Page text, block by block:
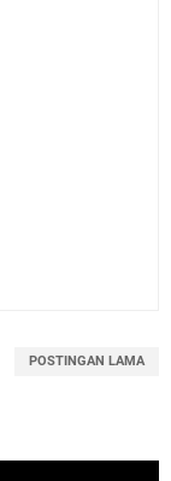
POSTINGAN LAMA